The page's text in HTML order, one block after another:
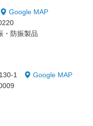
Google MAP
・防振製品
1
Google MAP